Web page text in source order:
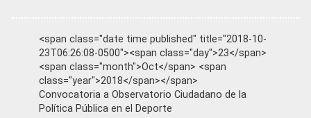
<span class="date time published" title="2018-10-
23T06:26:08-0500"><span class="day">23</span>
<span class="month">Oct</span> <span
class="year">2018</span></span>
Convocatoria a Observatorio Ciudadano de la
Política Pública en el Deporte